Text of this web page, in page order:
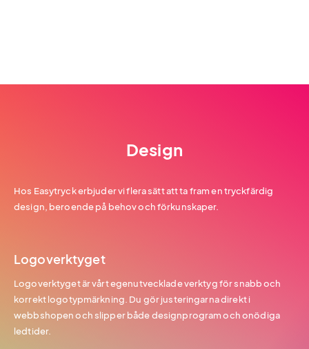
Design
Hos Easytryck erbjuder vi flera sätt att ta fram en tryckfärdig
design, beroende på behov och förkunskaper.
Logoverktyget
Logoverktyget är vårt egenutvecklade verktyg för snabb och
korrekt logotypmärkning. Du gör justeringarna direkt i
webbshopen och slipper både designprogram och onödiga
ledtider.